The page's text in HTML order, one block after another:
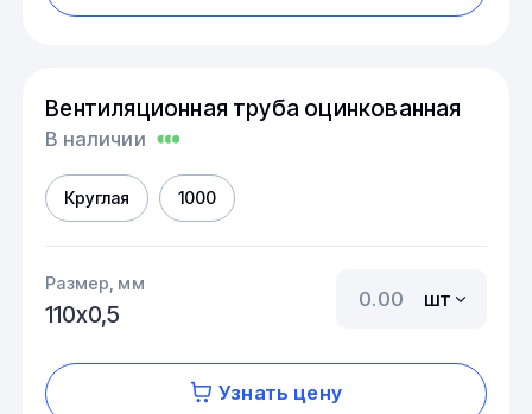
Вентиляционная труба оцинкованная
В наличии
Круглая 1000
Размер, мм
110х0,5
шт
Узнать цену